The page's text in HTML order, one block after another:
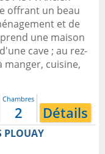
offrant un beau
et de
une maison
cave ; au rez-
manger, cuisine,
Chambres
2 Détails
PLOUAY